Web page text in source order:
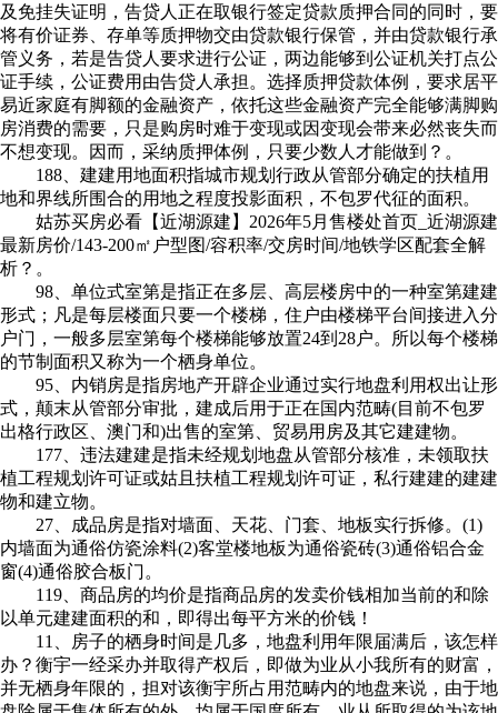
及免挂失证明，告贷人正在取银行签定贷款质押合同的同时，要
将有价证券、存单等质押物交由贷款银行保管，并由贷款银行承
管义务，若是告贷人要求进行公证，两边能够到公证机关打点公
证手续，公证费用由告贷人承担。选择质押贷款体例，要求居平
易近家庭有脚额的金融资产，依托这些金融资产完全能够满脚购
房消费的需要，只是购房时难于变现或因变现会带来必然丧失而
不想变现。因而，采纳质押体例，只要少数人才能做到？。
188、建建用地面积指城市规划行政从管部分确定的扶植用
地和界线所围合的用地之程度投影面积，不包罗代征的面积。
姑苏买房必看【近湖源建】2026年5月售楼处首页_近湖源建
最新房价/143-200㎡户型图/容积率/交房时间/地铁学区配套全解
析？。
98、单位式室第是指正在多层、高层楼房中的一种室第建建
形式；凡是每层楼面只要一个楼梯，住户由楼梯平台间接进入分
户门，一般多层室第每个楼梯能够放置24到28户。所以每个楼梯
的节制面积又称为一个栖身单位。
95、内销房是指房地产开辟企业通过实行地盘利用权出让形
式，颠末从管部分审批，建成后用于正在国内范畴(目前不包罗
出格行政区、澳门和)出售的室第、贸易用房及其它建建物。
177、违法建建是指未经规划地盘从管部分核准，未领取扶
植工程规划许可证或姑且扶植工程规划许可证，私行建建的建建
物和建立物。
27、成品房是指对墙面、天花、门套、地板实行拆修。(1)
内墙面为通俗仿瓷涂料(2)客堂楼地板为通俗瓷砖(3)通俗铝合金
窗(4)通俗胶合板门。
119、商品房的均价是指商品房的发卖价钱相加当前的和除
以单元建建面积的和，即得出每平方米的价钱！
11、房子的栖身时间是几多，地盘利用年限届满后，该怎样
办？衡宇一经采办并取得产权后，即做为业从小我所有的财富，
并无栖身年限的，担对该衡宇所占用范畴内的地盘来说，由于地